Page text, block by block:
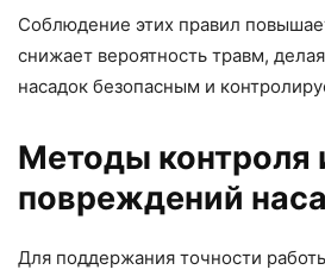
Соблюдение этих правил
снижает вероятность травм,
насадок безопасным и
Методы контроля
повреждений
Для поддержания точности